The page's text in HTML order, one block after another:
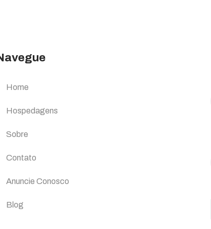
Home
Hospedagens
Sobre
Contato
Anuncie Conosco
Blog